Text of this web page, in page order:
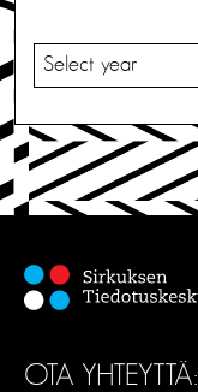
V
I
T
S
E
OTA YHTEYTTÄ: